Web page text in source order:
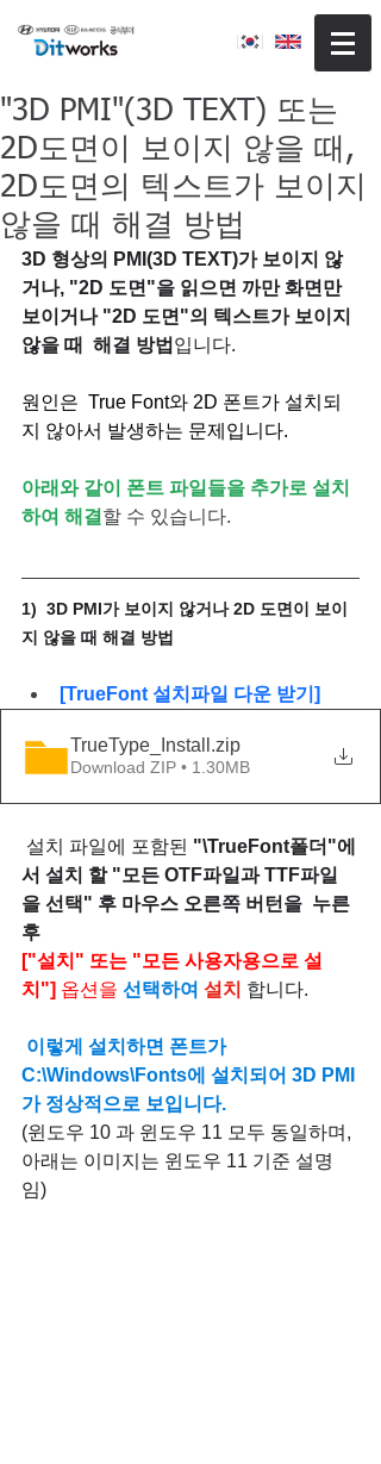
"3D PMI"(3D TEXT) 또는
2D도면이 보이지 않을 때,
2D도면의 텍스트가 보이지
않을 때 해결 방법
3D 형상의 PMI(3D TEXT)가 보이지 않
거나, "2D 도면"을 읽으면 까만 화면만
보이거나 "2D 도면"의 텍스트가 보이지
않을 때  해결 방법 입니다.
원인은  True Font와 2D 폰트가 설치되
지 않아서 발생하는 문제입니다.
아래와 같이 폰트 파일들을 추가로 설치
하여 해결 할 수 있습니다.
1)  3D PMI가 보이지 않거나 2D 도면이 보이
지 않을 때 해결 방법
[TrueFont 설치파일 다운 받기]
TrueType_Install .zip
Download ZIP • 1.30MB
설치 파일에 포함된 "\TrueFont폴더"에
서 설치 할 "모든 OTF파일과 TTF파일
을 선택" 후 마우스 오른쪽 버턴을  누른
후
["설치" 또는 "모든 사용자용으로 설
치"] 옵션을 선택하여 설치 합니다.
이렇게 설치하면 폰트가
C:\Windows\Fonts에 설치되어 3D PMI
가 정상적으로 보입니다.
(윈도우 10 과 윈도우 11 모두 동일하며,
아래는 이미지는 윈도우 11 기준 설명
임)